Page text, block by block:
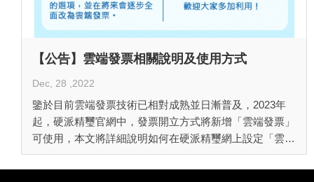
【公告】雲端發票相關說明及使用方式
Dec, 28 ,2022
鑒於目前雲端發票技術已相對成熟並日漸普及，2023年
起，硬派精璽官網中，發票開立方式將新增「雲端發票」
可使用，本文將詳細說明如何在硬派精璽網上設定「雲端
發票」的使用方式<詳看內文>